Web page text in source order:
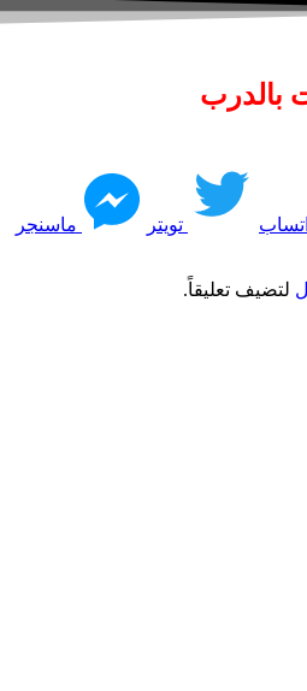
بالدرب
تويتر ماسنجر
لتضيف تعليقاً.